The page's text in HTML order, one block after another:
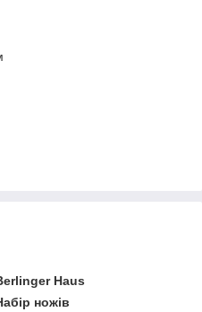
Haus
ножів